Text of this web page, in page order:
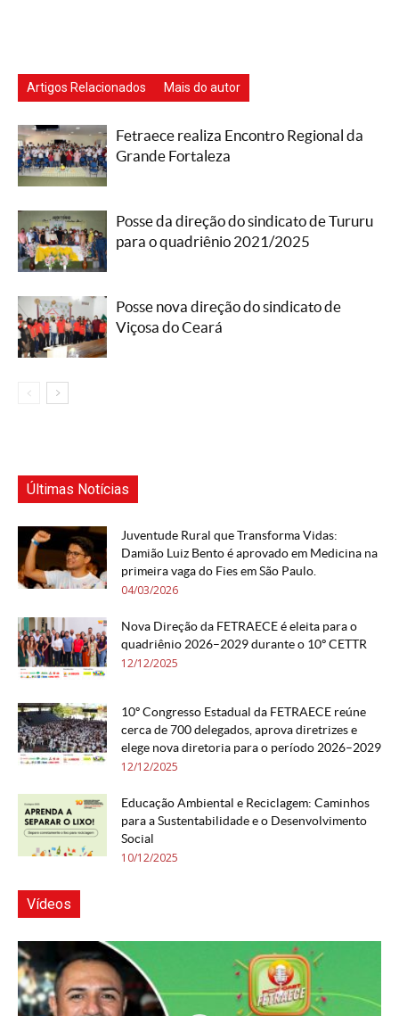
Artigos Relacionados Mais do autor
Fetraece realiza Encontro Regional da
Grande Fortaleza
Posse da direção do sindicato de Tururu
para o quadriênio 2021/2025
Posse nova direção do sindicato de
Viçosa do Ceará
Últimas Notícias
Juventude Rural que Transforma Vidas:
Damião Luiz Bento é aprovado em Medicina na
primeira vaga do Fies em São Paulo.
04/03/2026
Nova Direção da FETRAECE é eleita para o
quadriênio 2026–2029 durante o 10º CETTR
12/12/2025
10º Congresso Estadual da FETRAECE reúne
cerca de 700 delegados, aprova diretrizes e
elege nova diretoria para o período 2026–2029
12/12/2025
Educação Ambiental e Reciclagem: Caminhos
para a Sustentabilidade e o Desenvolvimento
Social
10/12/2025
Vídeos